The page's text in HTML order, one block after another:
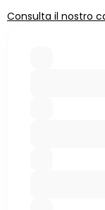
Consulta il nostro